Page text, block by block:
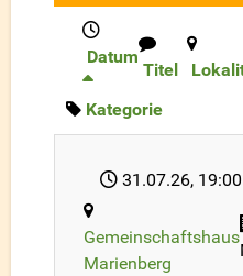
Datum
Titel
Kategorie
31.07.26,
Gemeinschaftshaus
Marienberg